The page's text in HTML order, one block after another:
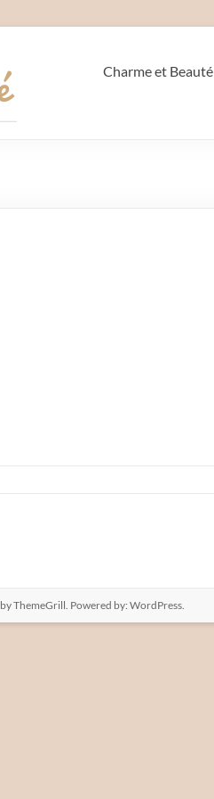
Charme et Beauté
by ThemeGrill. Powered by: WordPress.